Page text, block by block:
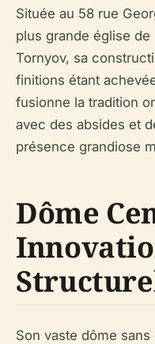
Située au 58 rue
plus grande église
Tornyov, sa
finitions étant
fusionne la tradition
avec des absides et
présence grandiose
Dôme
Son vaste dôme